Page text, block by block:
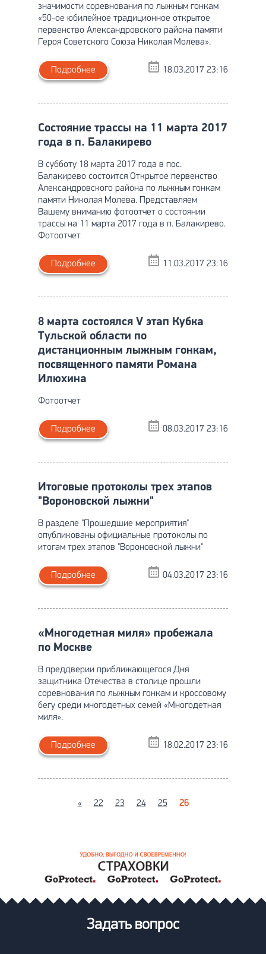
значимости соревнования по лыжным гонкам
«50-ое юбилейное традиционное открытое
первенство Александровского района памяти
Героя Советского Союза Николая Молева».
Подробнее 18.03.2017 23:16
Состояние трассы на 11 марта 2017
года в п. Балакирево
В субботу 18 марта 2017 года в пос.
Балакирево состоится Открытое первенство
Александровского района по лыжным гонкам
памяти Николая Молева. Представляем
Вашему вниманию фотоотчет о состоянии
трассы на 11 марта 2017 года в п. Балакирево.
Фотоотчет
Подробнее 11.03.2017 23:16
8 марта состоялся V этап Кубка
Тульской области по
дистанционным лыжным гонкам,
посвященного памяти Романа
Илюхина
Фотоотчет
Подробнее 08.03.2017 23:16
Итоговые протоколы трех этапов
"Вороновской лыжни"
В разделе "Прошедшие мероприятия"
опубликованы официальные протоколы по
итогам трех этапов "Вороновской лыжни"
Подробнее 04.03.2017 23:16
«Многодетная миля» пробежала
по Москве
В преддверии приближающегося Дня
защитника Отечества в столице прошли
соревнования по лыжным гонкам и кроссовому
бегу среди многодетных семей «Многодетная
миля».
Подробнее 18.02.2017 23:16
« 22 23 24 25 26
Задать вопрос